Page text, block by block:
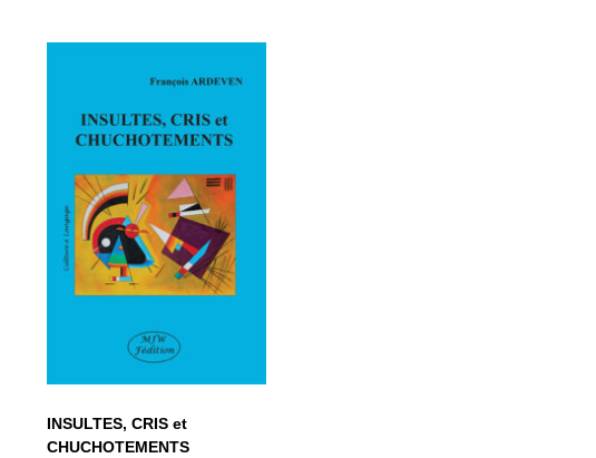
INSULTES, CRIS
et
CHUCHOTEMENTS
INSULTES, CRIS et
CHUCHOTEMENTS